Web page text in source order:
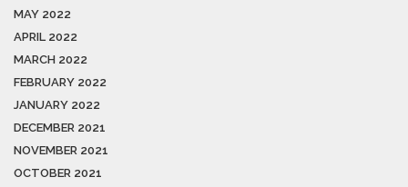
MAY 2022
APRIL 2022
MARCH 2022
FEBRUARY 2022
JANUARY 2022
DECEMBER 2021
NOVEMBER 2021
OCTOBER 2021